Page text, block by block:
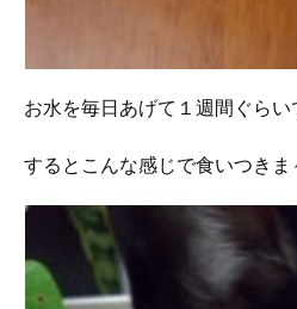
お水を毎日あげて１週間ぐらい
するとこんな感じで食いつきま